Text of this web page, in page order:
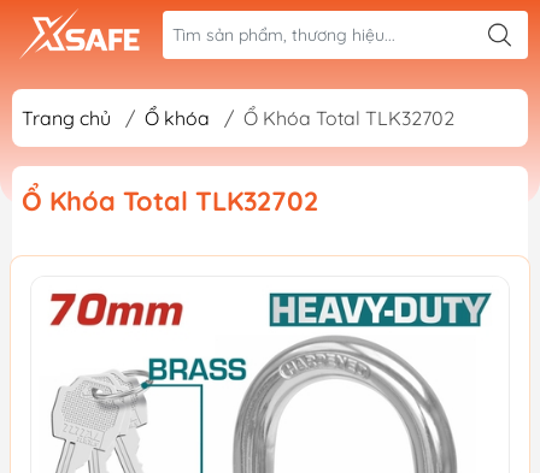
Trang chủ / Ổ khóa / Ổ Khóa Total TLK32702
Ổ Khóa Total TLK32702